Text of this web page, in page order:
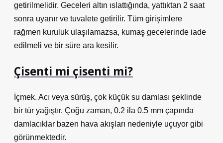
getirilmelidir. Geceleri altın ıslattığında, yattıktan 2 saat
sonra uyanır ve tuvalete getirilir. Tüm girişimlere
rağmen kuruluk ulaşılamazsa, kumaş gecelerinde iade
edilmeli ve bir süre ara kesilir.
Çisenti mi çisenti mi?
İçmek. Acı veya sürüş, çok küçük su damlası şeklinde
bir tür yağıştır. Çoğu zaman, 0.2 ila 0.5 mm çapında
damlacıklar bazen hava akışları nedeniyle uçuyor gibi
görünmektedir.